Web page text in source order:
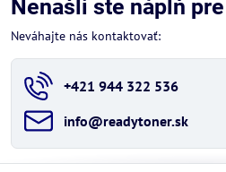
Nenašli ste náplň
Neváhajte nás kontaktovať:
+421 944 322 536
info​@readytoner​.sk